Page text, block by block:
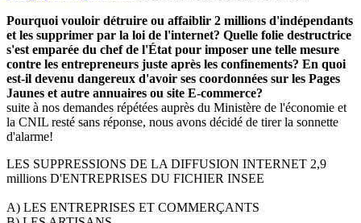
Pourquoi vouloir détruire ou affaiblir 2 millions d'indépendants
et les supprimer par la loi de l'internet? Quelle folie destructrice
s'est emparée du chef de l'État pour imposer une telle mesure
contre les entrepreneurs juste après les confinements? En quoi
est-il devenu dangereux d'avoir ses coordonnées sur les Pages
Jaunes et autre annuaires ou site E-commerce?
suite à nos demandes répétées auprès du Ministère de l'économie et
la CNIL resté sans réponse, nous avons décidé de tirer la sonnette
d'alarme!
LES SUPPRESSIONS DE LA DIFFUSION INTERNET 2,9
millions D'ENTREPRISES DU FICHIER INSEE
A) LES ENTREPRISES ET COMMERÇANTS